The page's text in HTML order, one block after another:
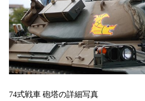
74式戦車 砲塔の詳細写真